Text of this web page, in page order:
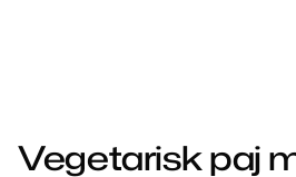
Vegetarisk paj